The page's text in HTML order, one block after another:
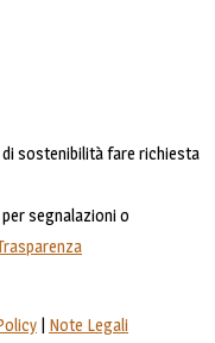
sostenibilità fare richiesta
segnalazioni o
| Note Legali